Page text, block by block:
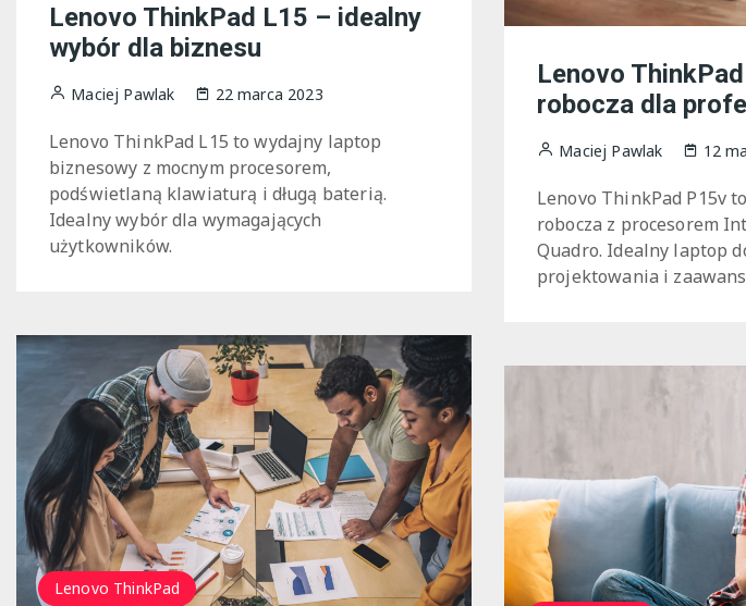
Lenovo ThinkPad L15 – idealny
wybór dla biznesu
Maciej Pawlak 22 marca 2023
Lenovo ThinkPad L15 to wydajny laptop
biznesowy z mocnym procesorem,
podświetlaną klawiaturą i długą baterią.
Idealny wybór dla wymagających
użytkowników.
Lenovo
robocza dla
Maciej Pawlak 12
Lenovo ThinkPad P15v
robocza z procesorem
Quadro. Idealny laptop
projektowania i
Lenovo ThinkPad